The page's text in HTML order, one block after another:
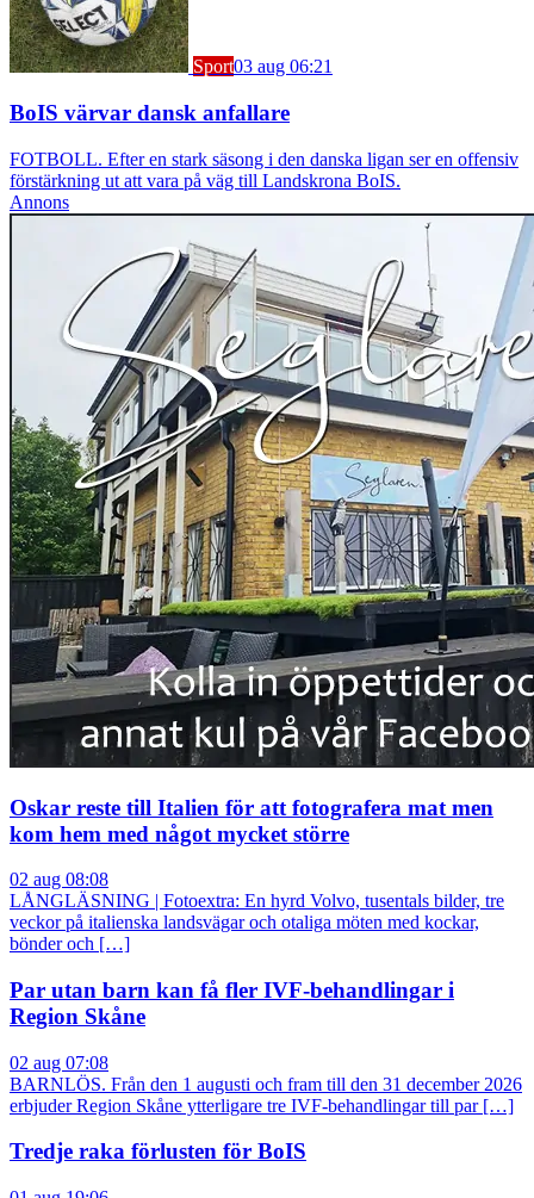
Sport03 aug 06:21
BoIS värvar dansk anfallare
FOTBOLL. Efter en stark säsong i den danska ligan ser en offensiv
förstärkning ut att vara på väg till Landskrona BoIS.
Annons
Oskar reste till Italien för att fotografera mat men
kom hem med något mycket större
02 aug 08:08
LÅNGLÄSNING | Fotoextra: En hyrd Volvo, tusentals bilder, tre
veckor på italienska landsvägar och otaliga möten med kockar,
bönder och […]
Par utan barn kan få fler IVF-behandlingar i
Region Skåne
02 aug 07:08
BARNLÖS. Från den 1 augusti och fram till den 31 december 2026
erbjuder Region Skåne ytterligare tre IVF-behandlingar till par […]
Tredje raka förlusten för BoIS